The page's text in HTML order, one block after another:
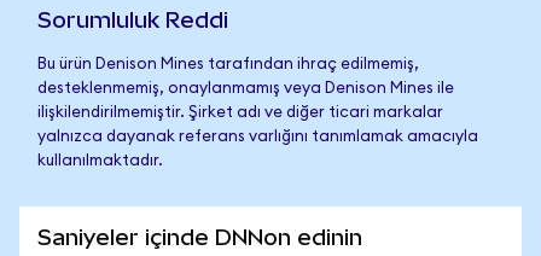
Sorumluluk Reddi
Bu ürün Denison Mines tarafından ihraç edilmemiş,
desteklenmemiş, onaylanmamış veya Denison Mines ile
ilişkilendirilmemiştir. Şirket adı ve diğer ticari markalar
yalnızca dayanak referans varlığını tanımlamak amacıyla
kullanılmaktadır.
Saniyeler içinde DNNon edinin